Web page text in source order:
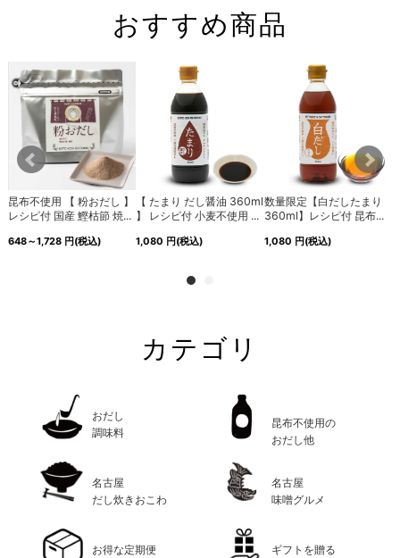
おすすめ商品
昆布不使用 【 粉おだし 】
レシピ付 国産 鰹枯節 焼...
648～1,728円(税込)
【 たまり だし醤油 360ml
】 レシピ付 小麦不使用 ...
1,080 円(税込)
数量限定【白だしたまり
360ml】レシピ付 昆布...
1,080 円(税込)
カテゴリ
おだし
調味料
昆布不使用の
おだし他
名古屋
だし炊きおこわ
名古屋
味噌グルメ
お得な定期便 ギフトを贈る